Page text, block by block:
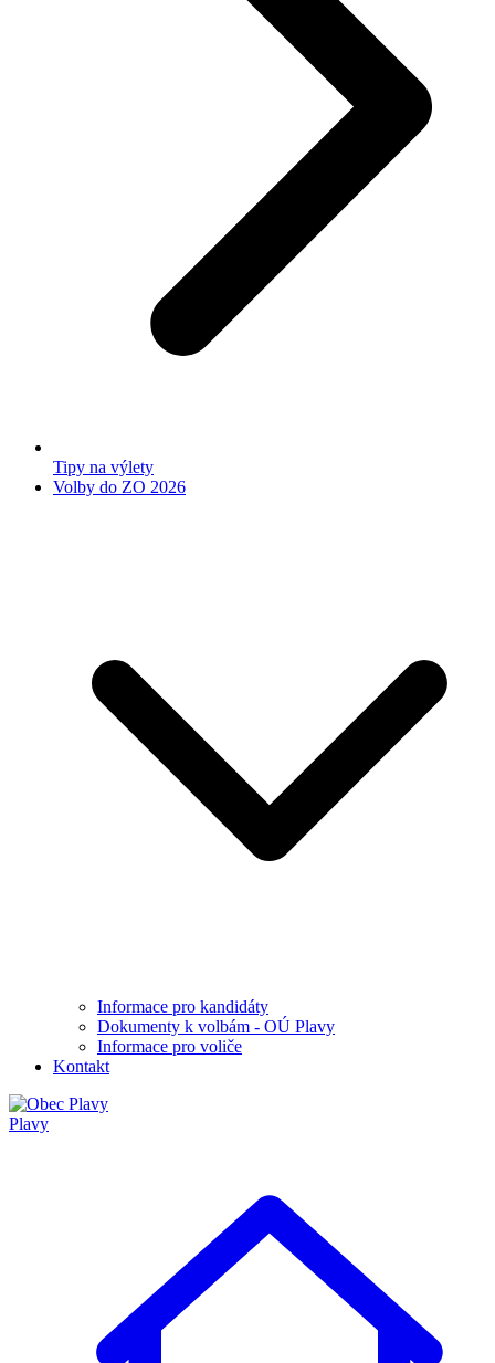
Tipy na výlety
Volby do ZO 2026
Informace pro kandidáty
Dokumenty k volbám - OÚ Plavy
Informace pro voliče
Kontakt
Plavy